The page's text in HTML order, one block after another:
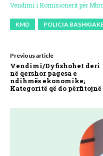
Vendimi i Komisionerit për
KMD POLICIA
Previous article
Vendimi/Dyfishohet deri
në qershor pagesa e
ndihmës ekonomike;
Kategoritë që do përfitojnë